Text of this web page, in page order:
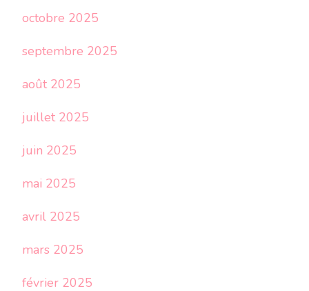
octobre 2025
septembre 2025
août 2025
juillet 2025
juin 2025
mai 2025
avril 2025
mars 2025
février 2025